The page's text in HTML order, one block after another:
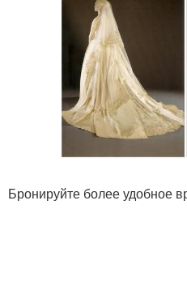
Бронируйте более удобное